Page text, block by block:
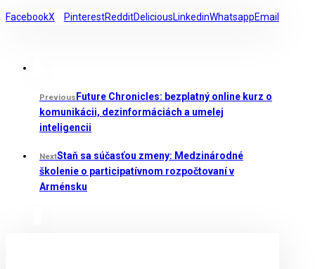
FacebookX PinterestRedditDeliciousLinkedinWhatsappEmail
Previous Future Chronicles: bezplatný online kurz o
komunikácii, dezinformáciách a umelej
inteligencii
NextStaň sa súčasťou zmeny: Medzinárodné
školenie o participatívnom rozpočtovaní v
Arménsku